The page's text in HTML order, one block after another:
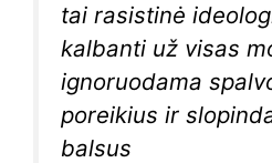
tai rasistinė
kalbanti už visas
ignoruodama
poreikius ir
balsus